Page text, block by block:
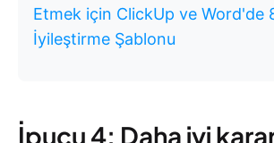
Etmek için ClickUp ve Word'de
İyileştirme Şablonu
İpucu 4: Daha iyi